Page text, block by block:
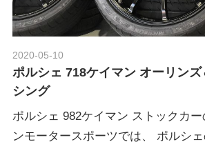
ど
を
ご
紹
介
た
し
2020-05-10
ポルシェ 718ケイマン オーリン
シング
ポルシェ 982ケイマン ストックカ
ンモータースポーツでは、 ポルシ